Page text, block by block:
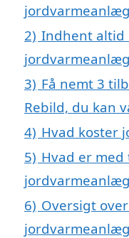
2) Indhent altid
3) Få nemt 3
Rebild, du kan
4) Hvad koster
5) Hvad er
6) Oversigt